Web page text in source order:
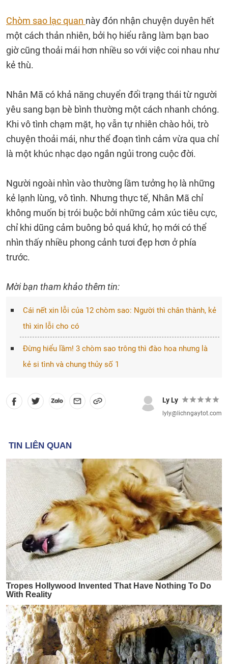
Chòm sao lạc quan này đón nhận chuyện duyên hết
một cách thản nhiên, bởi họ hiểu rằng làm bạn bao
giờ cũng thoải mái hơn nhiều so với việc coi nhau như
kẻ thù.
Nhân Mã có khả năng chuyển đổi trạng thái từ người
yêu sang bạn bè bình thường một cách nhanh chóng.
Khi vô tình chạm mặt, họ vẫn tự nhiên chào hỏi, trò
chuyện thoải mái, như thể đoạn tình cảm vừa qua chỉ
là một khúc nhạc dạo ngắn ngủi trong cuộc đời.
Người ngoài nhìn vào thường lầm tưởng họ là những
kẻ lạnh lùng, vô tình. Nhưng thực tế, Nhân Mã chỉ
không muốn bị trói buộc bởi những cảm xúc tiêu cực,
chỉ khi dũng cảm buông bỏ quá khứ, họ mới có thể
nhìn thấy nhiều phong cảnh tươi đẹp hơn ở phía
trước.
Mời bạn tham khảo thêm tin:
Cái nết xin lỗi của 12 chòm sao: Người thì chân thành, kẻ
thì xin lỗi cho có
Đừng hiểu lầm! 3 chòm sao trông thì đào hoa nhưng là
kẻ si tình và chung thủy số 1
Ly Ly
lyly@lichngaytot.com